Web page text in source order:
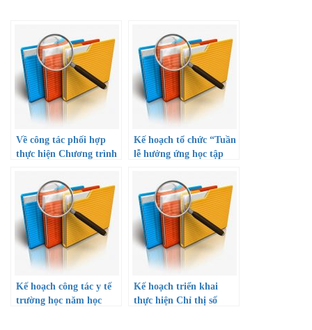
Về công tác phối hợp
thực hiện Chương trình
học cho học sinh giỏi
thuộc diện khó khăn và
gia đình chính sách
Thành phố mang tên
Bác
Kế hoạch tổ chức “Tuần
lễ hưởng ứng học tập
Công văn hướng dẫn
triển khai thực hiện
Kế hoạch công tác y tế
trường học năm học
Kế hoạch triển khai
thực hiện Chỉ thị số